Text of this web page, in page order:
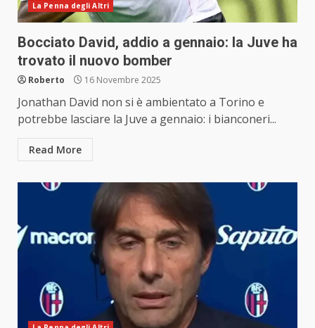
La Penna degli Altri
Bocciato David, addio a gennaio: la Juve ha
trovato il nuovo bomber
Roberto 16 Novembre 2025
Jonathan David non si è ambientato a Torino e
potrebbe lasciare la Juve a gennaio: i bianconeri...
Read More